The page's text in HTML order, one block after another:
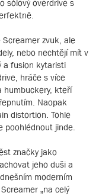
sólový overdrive s
Screamer zvuk, ale
nebo nechtějí mít v
a fusion kytaristi
hráče s více
humbuckery, kteří
Naopak
distortion. Tohle
poohlédnout jinde.
značky jako
jeho duši a
moderním
„na celý